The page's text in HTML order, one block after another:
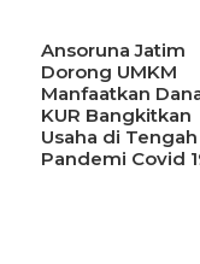
Ansoruna Jatim
Dorong UMKM
Manfaatkan
KUR Bangkitkan
Usaha di Tengah
Pandemi Covid